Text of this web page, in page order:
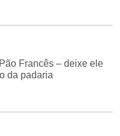
Francês – deixe ele
da padaria